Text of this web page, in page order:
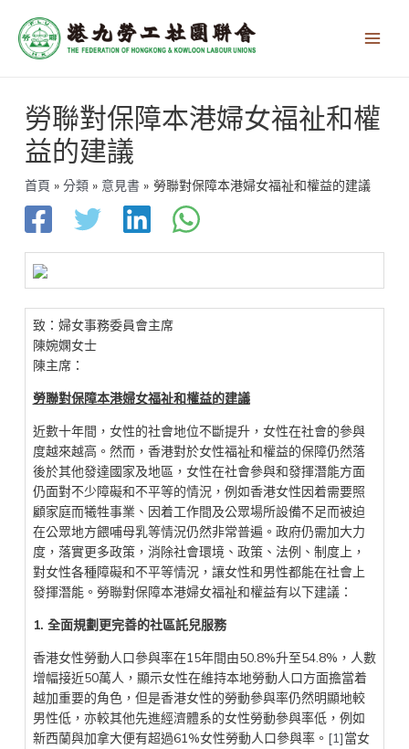
勞聯對保障本港婦女福祉和權
益的建議
首頁 分類 意見書 勞聯對保障本港婦女福祉和權益的建議
致：婦女事務委員會主席
陳婉嫻女士
陳主席：
勞聯對保障本港婦女福祉和權益的建議
近數十年間，女性的社會地位不斷提升，女性在社會的參與
度越來越高。然而，香港對於女性福祉和權益的保障仍然落
後於其他發達國家及地區，女性在社會參與和發揮潛能方面
仍面對不少障礙和不平等的情況，例如香港女性因着需要照
顧家庭而犧牲事業、因着工作間及公眾場所設備不足而被迫
在公眾地方餵哺母乳等情況仍然非常普遍。政府仍需加大力
度，落實更多政策，消除社會環境、政策、法例、制度上，
對女性各種障礙和不平等情況，讓女性和男性都能在社會上
發揮潛能。勞聯對保障本港婦女福祉和權益有以下建議：
1. 全面規劃更完善的社區託兒服務
香港女性勞動人口參與率在15年間由50.8%升至54.8%，人數
增幅接近50萬人，顯示女性在維持本地勞動人口方面擔當着
越加重要的角色，但是香港女性的勞動參與率仍然明顯地較
男性低，亦較其他先進經濟體系的女性勞動參與率低，例如
新西蘭與加拿大便有超過61%女性勞動人口參與率。 [1]當女
章
導
覽